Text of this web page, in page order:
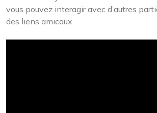
vous pouvez interagir avec d’autres
des liens amicaux.